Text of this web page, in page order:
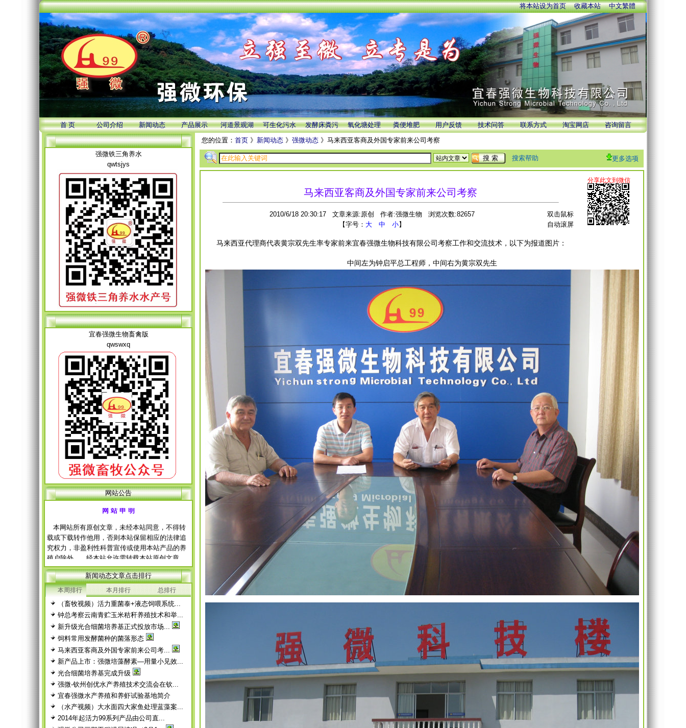
将本站设为首页 收藏本站 中文繁體
首 页 公司介绍 新闻动态 产品展示 河道景观湖 可生化污水 发酵床粪污 氧化塘处理 粪便堆肥 用户反馈 技术问答 联系方式 淘宝网店 咨询留言
强微铁三角养水
qwtsjys
宜春强微生物畜禽版
qwswxq
网站公告
网 站 申 明
本网站所有原创文章，未经本站同意，不得转
载或下载转作他用，否则本站保留相应的法律追
究权力，非盈利性科普宣传或使用本站产品的养
殖户除外。 经本站允许需转载本站原创文章
的，请注明出处。
每篇文章下面的网友评论只显示5条，要想看全
部评论，请点击网友评论框右上角的“更多”
徨耧豚蝽-桎梓羼觇?觐眈箅圉梃
徨耧豚蝽-桎梓羼觇?觐眈箅圉梃
新闻动态文章点击排行
本周排行 本月排行 总排行
（畜牧视频）活力重菌泰+液态饲喂系统...
钟总考察云南青贮玉米秸秆养殖技术和举...
新升级光合细菌培养基正式投放市场...
饲料常用发酵菌种的菌落形态
马来西亚客商及外国专家前来公司考...
新产品上市：强微培藻酵素—用量小见效...
光合细菌培养基完成升级
强微-钦州创优水产养殖技术交流会在钦...
宜春强微水产养殖和养虾试验基地简介
（水产视频）大水面四大家鱼处理蓝藻案...
2014年起活力99系列产品由公司直...
您的位置： 首页 》 新闻动态 》 强微动态 》马来西亚客商及外国专家前来公司考察
搜索帮助 更多选项
马来西亚客商及外国专家前来公司考察
2010/6/18 20:30:17 文章来源:原创 作者:强微生物 浏览次数:82657
【字号： 大 中 小】
双击鼠标
自动滚屏
马来西亚代理商代表黄宗双先生率专家前来宜春强微生物科技有限公司考察工作和交流技术，以下为报道图片：
中间左为钟启平总工程师，中间右为黄宗双先生